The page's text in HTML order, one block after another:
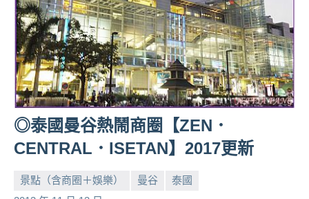
◎泰國曼谷熱鬧商圈【ZEN．
CENTRAL．ISETAN】2017更新
景點（含商圈＋娛樂） 曼谷
泰國